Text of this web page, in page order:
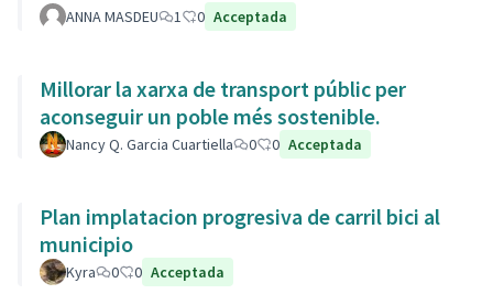
ANNA MASDEU 1 0 Acceptada
Millorar la xarxa de transport públic per
aconseguir un poble més sostenible.
Nancy Q. Garcia Cuartiella 0 0 Acceptada
Plan implatacion progresiva de carril bici al
municipio
Kyra 0 0 Acceptada